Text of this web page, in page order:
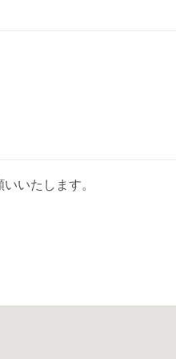
いたします。